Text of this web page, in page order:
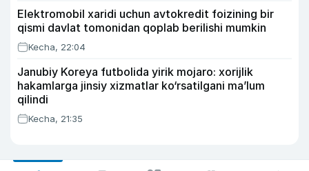
Elektromobil xaridi uchun avtokredit foizining bir
qismi davlat tomonidan qoplab berilishi mumkin
Kecha, 22:04
Janubiy Koreya futbolida yirik mojaro: xorijlik
hakamlarga jinsiy xizmatlar ko‘rsatilgani ma’lum
qilindi
Kecha, 21:35